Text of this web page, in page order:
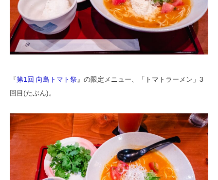
『第1回 向島トマト祭』の限定メニュー、「トマトラーメン」3
回目(たぶん)。